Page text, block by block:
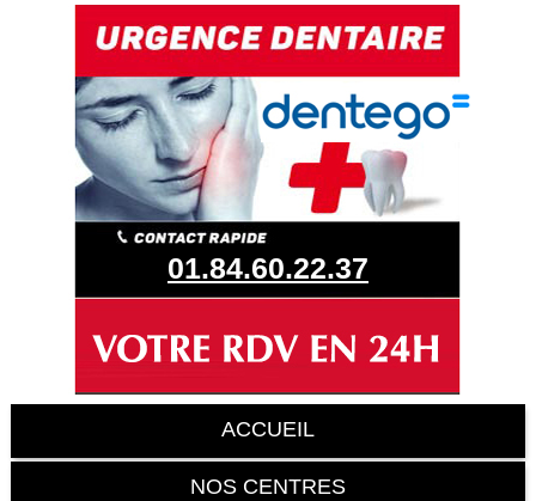
01.84.60.22.37
ACCUEIL
NOS CENTRES